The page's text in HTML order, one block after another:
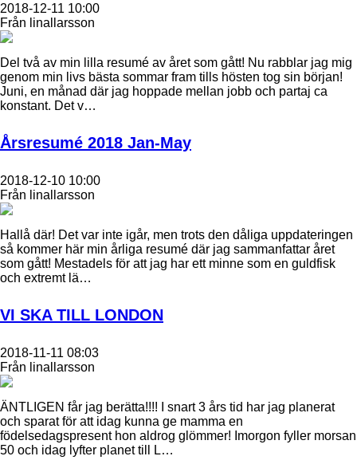
2018-12-11 10:00
Från linallarsson
Del två av min lilla resumé av året som gått! Nu rabblar jag mig
genom min livs bästa sommar fram tills hösten tog sin början!
Juni, en månad där jag hoppade mellan jobb och partaj ca
konstant. Det v…
Årsresumé 2018 Jan-May
2018-12-10 10:00
Från linallarsson
Hallå där! Det var inte igår, men trots den dåliga uppdateringen
så kommer här min årliga resumé där jag sammanfattar året
som gått! Mestadels för att jag har ett minne som en guldfisk
och extremt lä…
VI SKA TILL LONDON
2018-11-11 08:03
Från linallarsson
ÄNTLIGEN får jag berätta!!!! I snart 3 års tid har jag planerat
och sparat för att idag kunna ge mamma en
födelsedagspresent hon aldrog glömmer! Imorgon fyller morsan
50 och idag lyfter planet till L…